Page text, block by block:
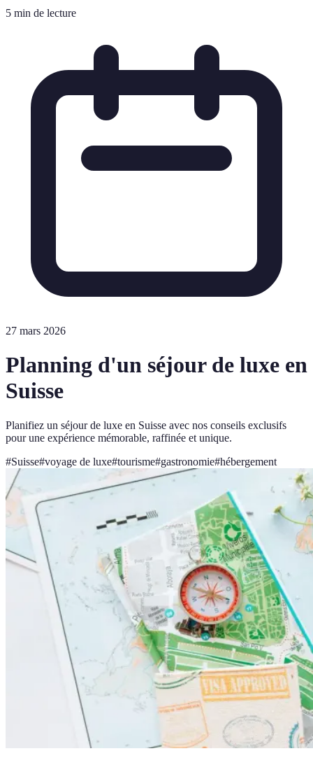
5 min de lecture
27 mars 2026
Planning d'un séjour de luxe en
Suisse
Planifiez un séjour de luxe en Suisse avec nos conseils exclusifs
pour une expérience mémorable, raffinée et unique.
#Suisse#voyage de luxe#tourisme#gastronomie#hébergement